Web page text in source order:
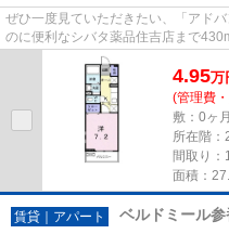
ぜひ一度見ていただきたい、「アド
のに便利なシバタ薬品住吉店まで
はアパートです！あなたの希望...
4.95万
(管理費
敷：0ヶ
所在階：
間取り：
面積：
賃貸｜アパート ベルドミール参